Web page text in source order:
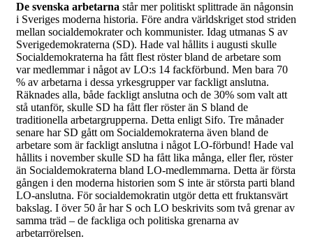
De svenska arbetarna står mer politiskt splittrade än någonsin
i Sveriges moderna historia. Före andra världskriget stod striden
mellan socialdemokrater och kommunister. Idag utmanas S av
Sverigedemokraterna (SD). Hade val hållits i augusti skulle
Socialdemokraterna ha fått flest röster bland de arbetare som
var medlemmar i något av LO:s 14 fackförbund. Men bara 70
% av arbetarna i dessa yrkesgrupper var fackligt anslutna.
Räknades alla, både fackligt anslutna och de 30% som valt att
stå utanför, skulle SD ha fått fler röster än S bland de
traditionella arbetargrupperna. Detta enligt Sifo. Tre månader
senare har SD gått om Socialdemokraterna även bland de
arbetare som är fackligt anslutna i något LO-förbund! Hade val
hållits i november skulle SD ha fått lika många, eller fler, röster
än Socialdemokraterna bland LO-medlemmarna. Detta är första
gången i den moderna historien som S inte är största parti bland
LO-anslutna. För socialdemokratin utgör detta ett fruktansvärt
bakslag. I över 50 år har S och LO beskrivits som två grenar av
samma träd – de fackliga och politiska grenarna av
arbetarrörelsen.